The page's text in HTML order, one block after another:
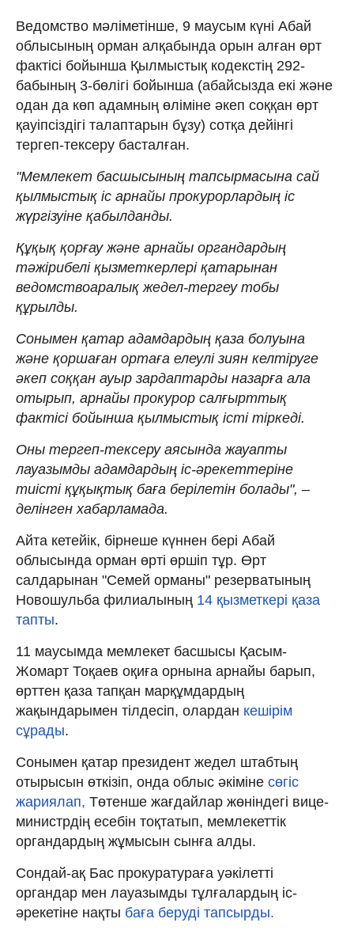
Ведомство мәліметінше, 9 маусым күні Абай
облысының орман алқабында орын алған өрт
фактісі бойынша Қылмыстық кодекстің 292-
бабының 3-бөлігі бойынша (абайсызда екі және
одан да көп адамның өліміне әкеп соққан өрт
қауіпсіздігі талаптарын бұзу) сотқа дейінгі
тергеп-тексеру басталған.
"Мемлекет басшысының тапсырмасына сай
қылмыстық іс арнайы прокурорлардың іс
жүргізуіне қабылданды.
Құқық қорғау және арнайы органдардың
тәжірибелі қызметкерлері қатарынан
ведомствоаралық жедел-тергеу тобы
құрылды.
Сонымен қатар адамдардың қаза болуына
және қоршаған ортаға елеулі зиян келтіруге
әкеп соққан ауыр зардаптарды назарға ала
отырып, арнайы прокурор салғырттық
фактісі бойынша қылмыстық істі тіркеді.
Оны тергеп-тексеру аясында жауапты
лауазымды адамдардың іс-әрекеттеріне
тиісті құқықтық баға берілетін болады", –
делінген хабарламада.
Айта кетейік, бірнеше күннен бері Абай
облысында орман өрті өршіп тұр. Өрт
салдарынан "Семей орманы" резерватының
Новошульба филиалының 14 қызметкері қаза
тапты.
11 маусымда мемлекет басшысы Қасым-
Жомарт Тоқаев оқиға орнына арнайы барып,
өрттен қаза тапқан марқұмдардың
жақындарымен тілдесіп, олардан кешірім
сұрады.
Сонымен қатар президент жедел штабтың
отырысын өткізіп, онда облыс әкіміне сөгіс
жариялап, Төтенше жағдайлар жөніндегі вице-
министрдің есебін тоқтатып, мемлекеттік
органдардың жұмысын сынға алды.
Сондай-ақ Бас прокуратураға уәкілетті
органдар мен лауазымды тұлғалардың іс-
әрекетіне нақты баға беруді тапсырды.